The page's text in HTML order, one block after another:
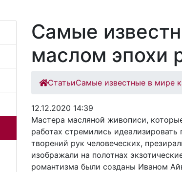
Самые
маслом эпохи
СтатьиСамые известные в мире
12.12.2020 14:39
Мастера масляной живописи,
работах стремились
творений рук человеческих,
изображали на полотнах
романтизма были созданы Иваном